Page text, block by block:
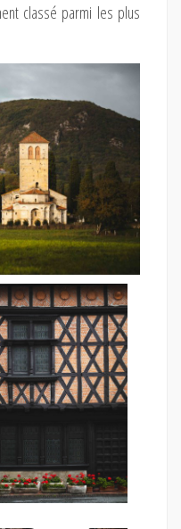
classé parmi les plus